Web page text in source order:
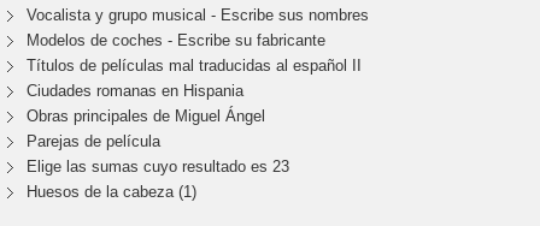
Vocalista y grupo musical - Escribe sus nombres
Modelos de coches - Escribe su fabricante
Títulos de películas mal traducidas al español II
Ciudades romanas en Hispania
Obras principales de Miguel Ángel
Parejas de película
Elige las sumas cuyo resultado es 23
Huesos de la cabeza (1)